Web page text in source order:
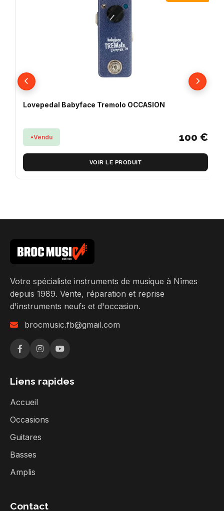
Lovepedal Babyface Tremolo OCCASION
Vendu 100 €
VOIR LE PRODUIT
Votre spécialiste instruments de musique à Nîmes
depuis 1989. Vente, réparation et reprise
d'instruments neufs et d'occasion.
brocmusic.fb@gmail.com
Liens rapides
Accueil
Occasions
Guitares
Basses
Amplis
Contact